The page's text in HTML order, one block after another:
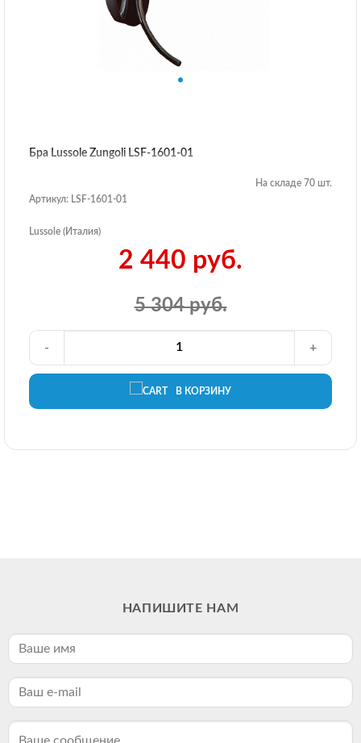
Бра Lussole Zungoli LSF-1601-01
На складе 70 шт.
Артикул: LSF-1601-01
Lussole (Италия)
5 304 руб.
2 440 руб.
В КОРЗИНУ
- +
НАПИШИТЕ НАМ